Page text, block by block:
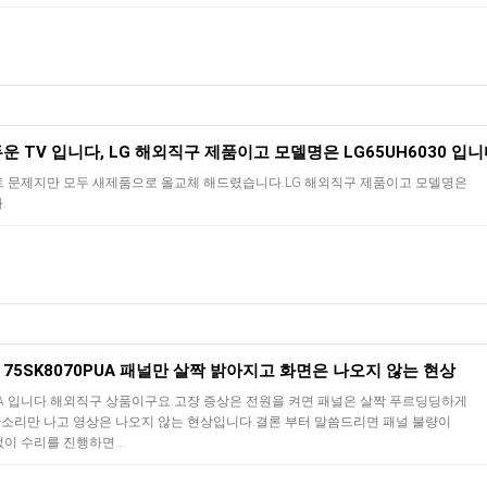
TV 입니다, LG 해외직구 제품이고 모델명은 LG65UH6030 입니
문제지만 모두 새제품으로 올교체 해드렸습니다.LG 해외직구 제품이고 모델명은
패널만 살짝 밝아지고 화면은 나오지 않는 현상
입니다.해외직구 상품이구요.고장 증상은 전원을 켜면 패널은 살짝 푸르딩딩하게
리만 나고 영상은 나오지 않는 현상입니다.결론 부터 말씀드리면 패널 불량이
이 수리를 진행하면…